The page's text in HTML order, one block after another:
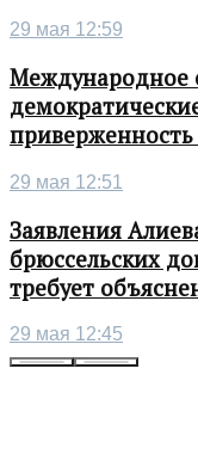
29 мая 12:59
Международное
29 мая 12:51
Заявления
брюссельских
требует
29 мая 12:45